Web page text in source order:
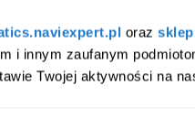
oraz
i innym zaufanym
Twojej aktywności na
(lub wybranych
działy
z najlepszych miar